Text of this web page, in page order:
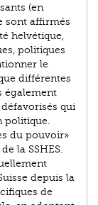
(en
sont affirmés
helvétique,
politiques
le
différentes
également
qui
politique.
du pouvoir»
la SSHES.
depuis la
de